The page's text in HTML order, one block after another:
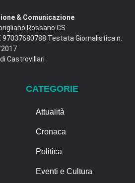
& Comunicazione
Rossano CS
97037680788 Testata Giornalistica n.
2017
Castrovillari
CATEGORIE
Attualità
Cronaca
Politica
Eventi e Cultura